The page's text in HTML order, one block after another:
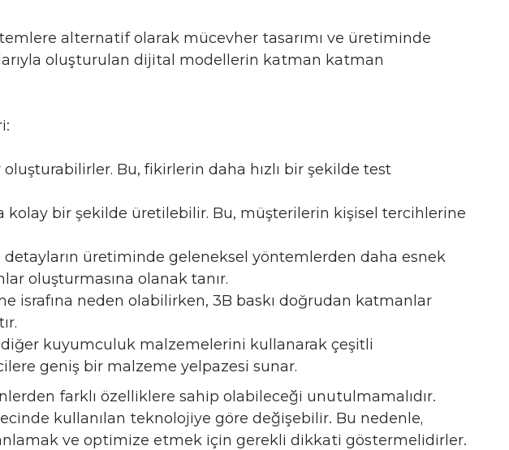
alternatif olarak mücevher tasarımı ve üretiminde
oluşturulan dijital modellerin katman katman
oluşturabilirler. Bu, fikirlerin daha hızlı bir şekilde test
kolay bir şekilde üretilebilir. Bu, müşterilerin kişisel tercihlerine
detayların üretiminde geleneksel yöntemlerden daha esnek
oluşturmasına olanak tanır.
israfına neden olabilirken, 3B baskı doğrudan katmanlar
diğer kuyumculuk malzemelerini kullanarak çeşitli
geniş bir malzeme yelpazesi sunar.
farklı özelliklere sahip olabileceği unutulmamalıdır.
kullanılan teknolojiye göre değişebilir. Bu nedenle,
ve optimize etmek için gerekli dikkati göstermelidirler.